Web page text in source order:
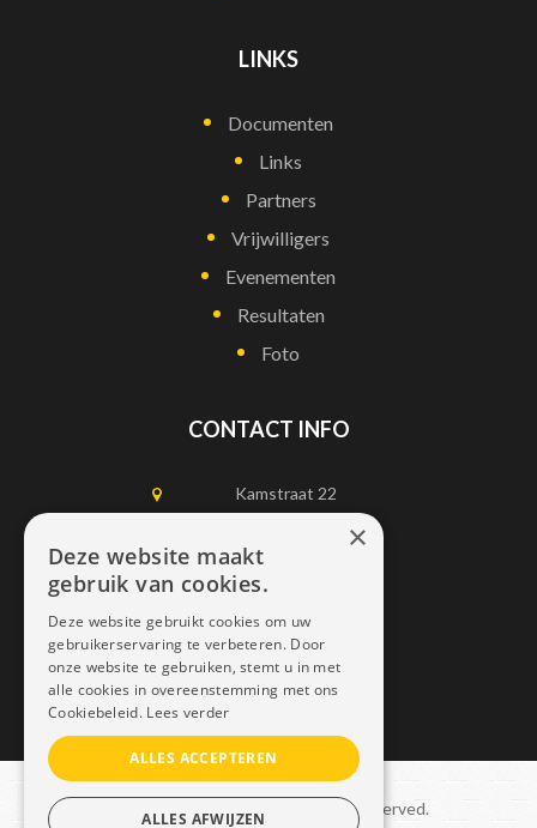
LINKS
Documenten
Links
Partners
Vrijwilligers
Evenementen
Resultaten
Foto
CONTACT INFO
Kamstraat 22
1750 Lennik
0497452898
info@dais.be
Copyright © 2021 Dais. All rights reserved.
×
Deze website maakt
gebruik van cookies.
Deze website gebruikt cookies om uw
gebruikerservaring te verbeteren. Door
onze website te gebruiken, stemt u in met
alle cookies in overeenstemming met ons
Cookiebeleid. Lees verder
ALLES ACCEPTEREN
ALLES AFWIJZEN